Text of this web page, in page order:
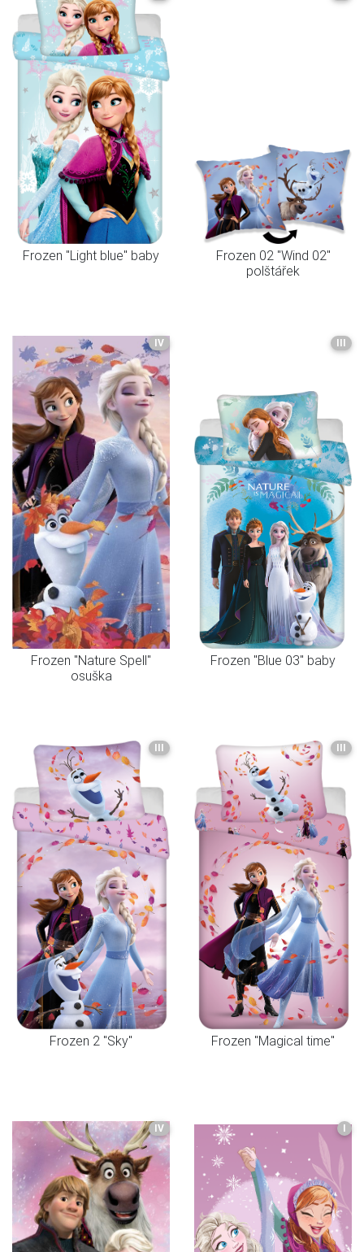
Frozen "Light blue" baby
Frozen 02 "Wind 02"
polštářek
IV
Frozen "Nature Spell"
osuška
III
Frozen "Blue 03" baby
III
Frozen 2 "Sky"
III
Frozen "Magical time"
IV I